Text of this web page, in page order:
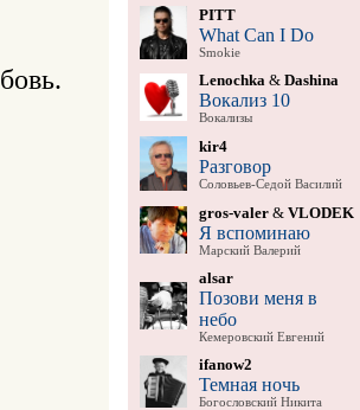
PITT
What Can I Do
Smokie
Lenochka & Dashina
Вокализ 10
Вокализы
kir4
Разговор
Соловьев-Седой Василий
gros-valer & VLODEK
Я вспоминаю
Марский Валерий
alsar
Позови меня в
небо
Кемеровский Евгений
ifanow2
Темная ночь
Богословский Никита